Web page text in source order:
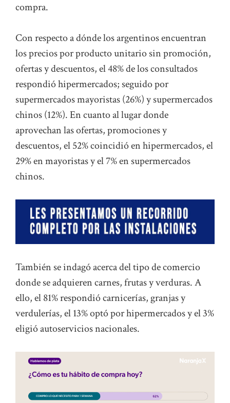
compra.
Con respecto a dónde los argentinos encuentran
los precios por producto unitario sin promoción,
ofertas y descuentos, el 48% de los consultados
respondió hipermercados; seguido por
supermercados mayoristas (26%) y supermercados
chinos (12%). En cuanto al lugar donde
aprovechan las ofertas, promociones y
descuentos, el 52% coincidió en hipermercados, el
29% en mayoristas y el 7% en supermercados
chinos.
También se indagó acerca del tipo de comercio
donde se adquieren carnes, frutas y verduras. A
ello, el 81% respondió carnicerías, granjas y
verdulerías, el 13% optó por hipermercados y el 3%
eligió autoservicios nacionales.